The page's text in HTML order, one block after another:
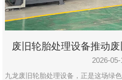
废旧轮胎处理设备推动
2026-05-
九龙废旧轮胎处理设备，正是这场绿